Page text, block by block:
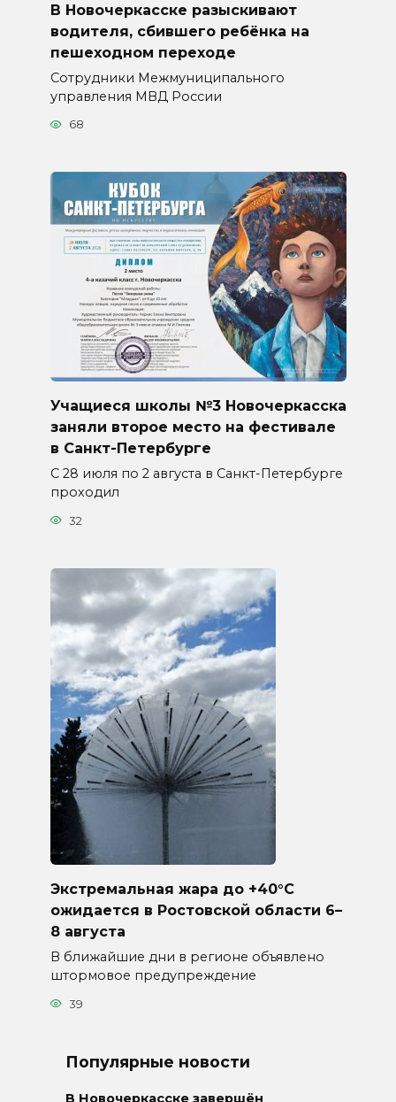
В Новочеркасске разыскивают
водителя, сбившего ребёнка на
пешеходном переходе
Сотрудники Межмуниципального
управления МВД России
68
Учащиеся школы №3 Новочеркасска
заняли второе место на фестивале
в Санкт-Петербурге
С 28 июля по 2 августа в Санкт-Петербурге
проходил
32
Экстремальная жара до +40°C
ожидается в Ростовской области 6–
8 августа
В ближайшие дни в регионе объявлено
штормовое предупреждение
39
Популярные новости
В Новочеркасске завершён